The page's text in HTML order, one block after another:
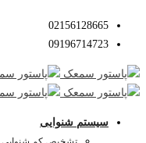
02156128665
09196714723
سیستم شنوایی